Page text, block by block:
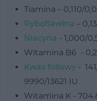
Tiamina – 0,110/
Ryboflawina –
Niacyna - 1,000/
Witamina B6 -
Kwas foliowy -
9990/13621 IU
Witamina K -